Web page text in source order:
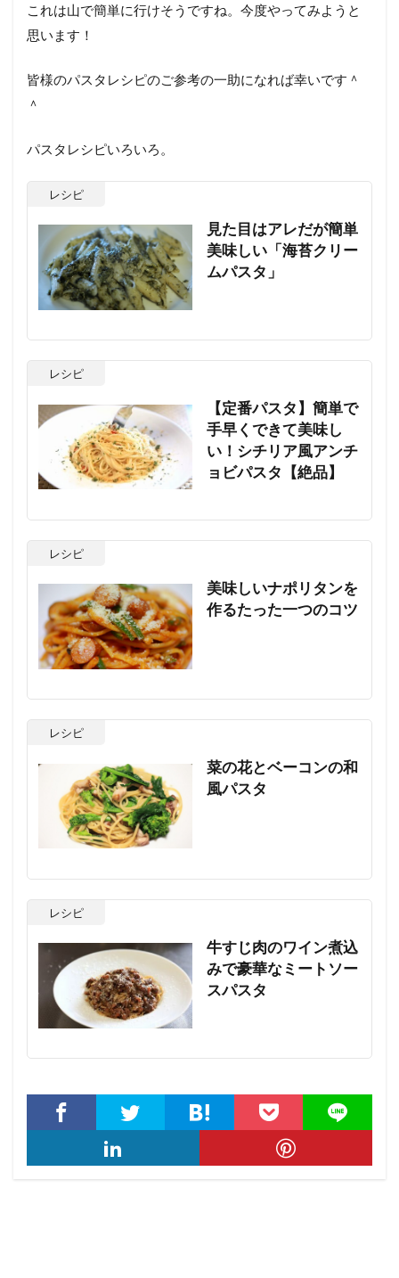
これは山で簡単に行けそうですね。今度やってみようと
思います！
皆様のパスタレシピのご参考の一助になれば幸いです＾
＾
パスタレシピいろいろ。
レシピ
見た目はアレだが簡単
美味しい「海苔クリー
ムパスタ」
レシピ
【定番パスタ】簡単で
手早くできて美味し
い！シチリア風アンチ
ョビパスタ【絶品】
レシピ
美味しいナポリタンを
作るたった一つのコツ
レシピ
菜の花とベーコンの和
風パスタ
レシピ
牛すじ肉のワイン煮込
みで豪華なミートソー
スパスタ